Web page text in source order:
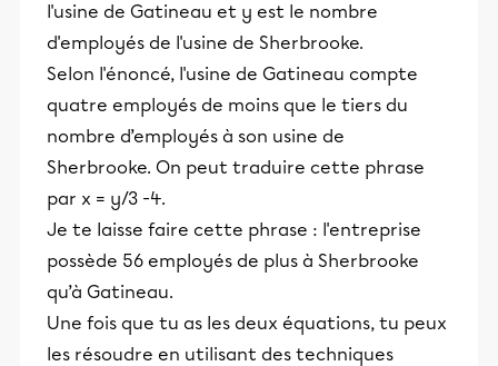
l'usine de Gatineau et y est le nombre
d'employés de l'usine de Sherbrooke.
Selon l'énoncé, l'usine de Gatineau compte
quatre employés de moins que le tiers du
nombre d’employés à son usine de
Sherbrooke. On peut traduire cette phrase
par x = y/3 -4.
Je te laisse faire cette phrase : l'entreprise
possède 56 employés de plus à Sherbrooke
qu’à Gatineau.
Une fois que tu as les deux équations, tu peux
les résoudre en utilisant des techniques